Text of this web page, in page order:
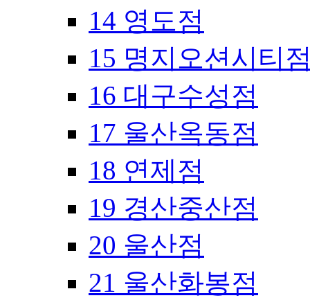
14 영도점
15 명지오션시티
16 대구수성점
17 울산옥동점
18 연제점
19 경산중산점
20 울산점
21 울산화봉점